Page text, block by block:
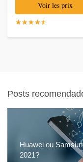
Voir les prix
☆☆☆☆☆
★★★★★
Posts
Huawei ou
2021?